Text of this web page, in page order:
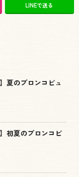
LINEで送る
夏のブロンコビュ
初夏のブロンコビ